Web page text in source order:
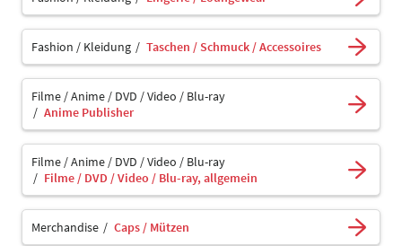
Fashion / Kleidung Taschen / Schmuck / Accessoires
Filme / Anime / DVD / Video / Blu-ray
Anime Publisher
Filme / Anime / DVD / Video / Blu-ray
Filme / DVD / Video / Blu-ray, allgemein
Merchandise Caps / Mützen